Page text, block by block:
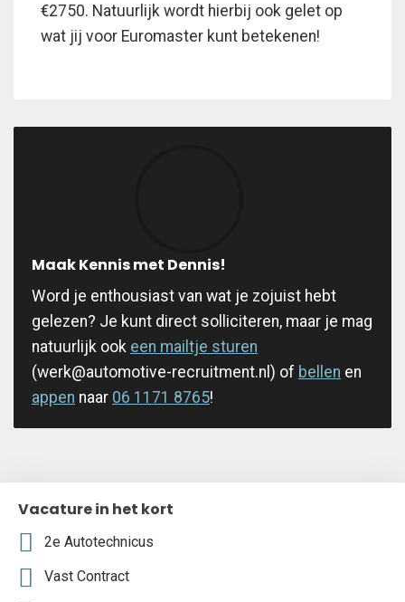
€2750. Natuurlijk wordt hierbij ook gelet op
wat jij voor Euromaster kunt betekenen!
Maak Kennis met Dennis!
Word je enthousiast van wat je zojuist hebt
gelezen? Je kunt direct solliciteren, maar je mag
natuurlijk ook een mailtje sturen
(werk@automotive-recruitment.nl) of bellen en
appen naar 06 1171 8765!
Vacature in het kort
2e Autotechnicus
Vast Contract